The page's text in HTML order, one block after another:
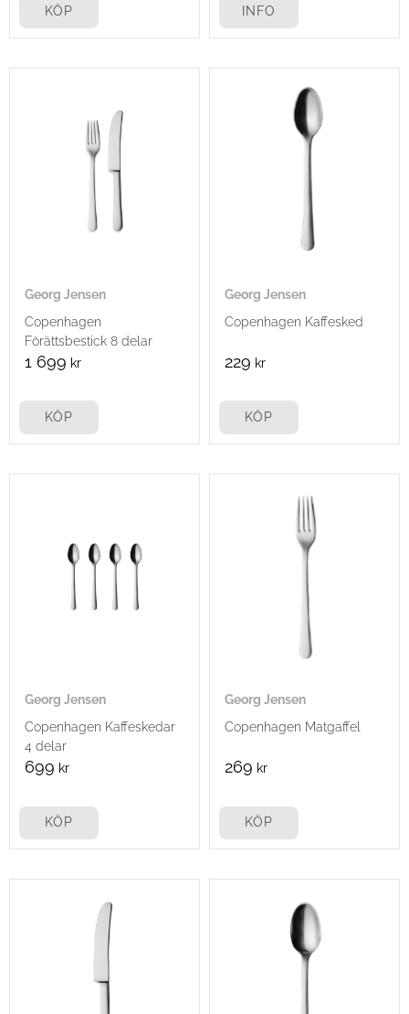
KÖP INFO
Georg Jensen
Copenhagen
Förättsbestick 8 delar
1 699 kr
KÖP
Georg Jensen
Copenhagen Kaffesked
229 kr
KÖP
Georg Jensen
Copenhagen Kaffeskedar
4 delar
699 kr
KÖP
Georg Jensen
Copenhagen Matgaffel
269 kr
KÖP